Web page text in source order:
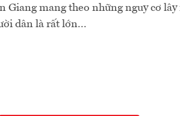
Giang mang theo những nguy cơ
dân là rất lớn...